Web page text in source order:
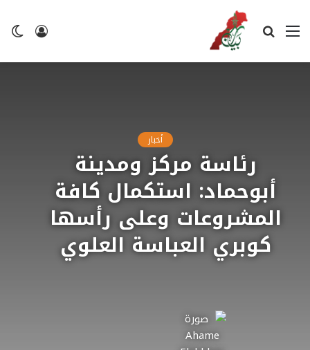
تسجيل
القائمة بحث
أخبار
رئاسة مركز ومدينة
أبوحماد: استكمال كافة
المشروعات وعلى رأسها
كوبري العباسة العلوي